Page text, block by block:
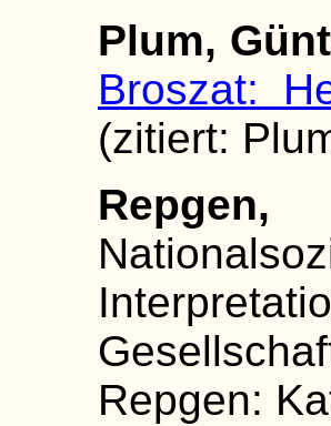
Plum,
Broszat:
(zitiert:
Repgen,
Repgen: